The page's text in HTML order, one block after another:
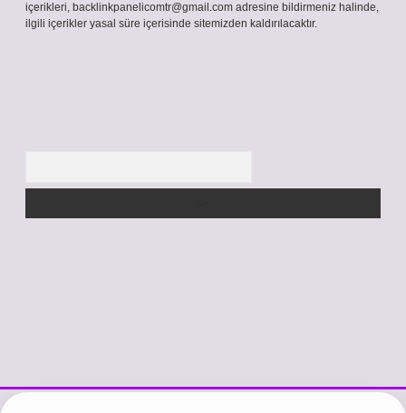
içerikleri, backlinkpanelicomtr@gmail.com adresine bildirmeniz halinde,
ilgili içerikler yasal süre içerisinde sitemizden kaldırılacaktır.
güncel girişhttps://www.betexper.xyz/betci.cobetci giriş